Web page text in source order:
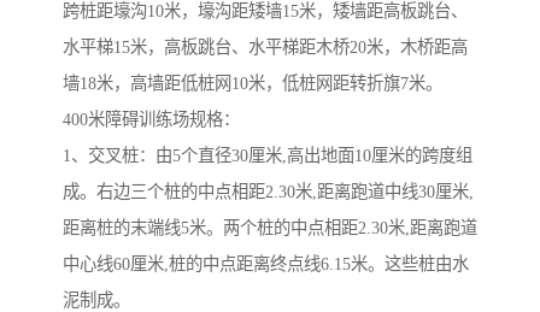
跨桩距壕沟10米，壕沟距矮墙15米，矮墙距高板跳台、
水平梯15米，高板跳台、水平梯距木桥20米，木桥距高
墙18米，高墙距低桩网10米，低桩网距转折旗7米。
400米障碍训练场规格：
1、交叉桩：由5个直径30厘米,高出地面10厘米的跨度组
成。右边三个桩的中点相距2.30米,距离跑道中线30厘米,
距离桩的末端线5米。两个桩的中点相距2.30米,距离跑道
中心线60厘米,桩的中点距离终点线6.15米。这些桩由水
泥制成。